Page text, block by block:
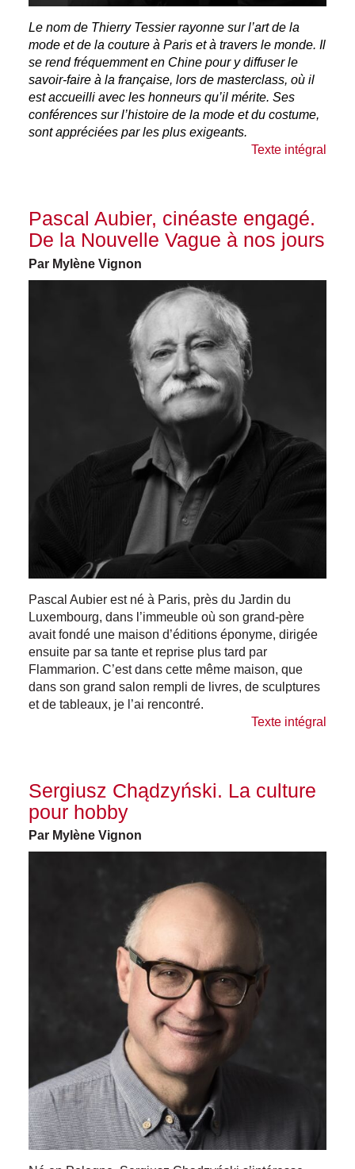
Le nom de Thierry Tessier rayonne sur l’art de la
mode et de la couture à Paris et à travers le monde. Il
se rend fréquemment en Chine pour y diffuser le
savoir-faire à la française, lors de masterclass, où il
est accueilli avec les honneurs qu’il mérite. Ses
conférences sur l’histoire de la mode et du costume,
sont appréciées par les plus exigeants.
Texte intégral
Pascal Aubier, cinéaste engagé.
De la Nouvelle Vague à nos jours
Par Mylène Vignon
Pascal Aubier est né à Paris, près du Jardin du
Luxembourg, dans l’immeuble où son grand-père
avait fondé une maison d’éditions éponyme, dirigée
ensuite par sa tante et reprise plus tard par
Flammarion. C’est dans cette même maison, que
dans son grand salon rempli de livres, de sculptures
et de tableaux, je l’ai rencontré.
Texte intégral
Sergiusz Chądzyński. La culture
pour hobby
Par Mylène Vignon